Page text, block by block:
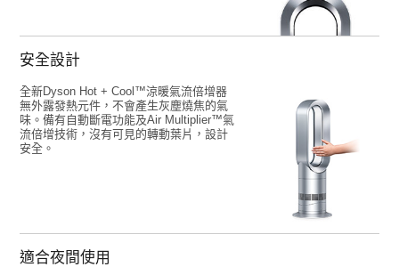
安全設計
全新Dyson Hot + Cool™涼暖氣流倍增器
無外露發熱元件，不會產生灰塵燒焦的氣
味。備有自動斷電功能及Air Multiplier™氣
流倍增技術，沒有可見的轉動葉片，設計
安全。
適合夜間使用